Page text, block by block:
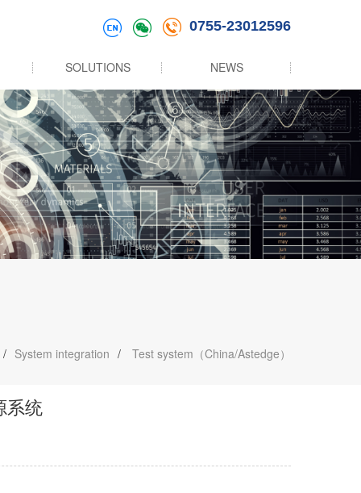
0755-23012596
SOLUTIONS NEWS
/ System integration / Test system（China/Astedge）
系统